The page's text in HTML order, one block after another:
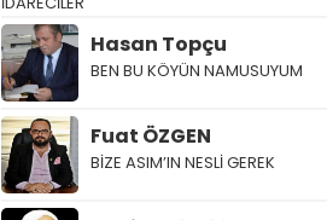
Hasan Topçu
BEN BU KÖYÜN NAMUSUYUM
Fuat ÖZGEN
BİZE ASIM’IN NESLİ GEREK